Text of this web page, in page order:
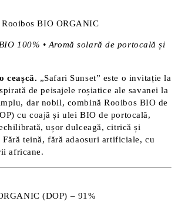
BIO ORGANIC
100% • Aromă solară de portocală și
ceașcă. „Safari Sunset” este o invitație la
de peisajele roșiatice ale savanei la
dar nobil, combină Rooibos BIO de
cu coajă și ulei BIO de portocală,
ușor dulceagă, citrică și
teină, fără adaosuri artificiale, cu
africane.
(DOP) – 91%